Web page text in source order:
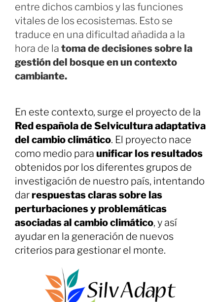
entre dichos cambios y las funciones
vitales de los ecosistemas. Esto se
traduce en una dificultad añadida a la
hora de la toma de decisiones sobre la
gestión del bosque en un contexto
cambiante.
En este contexto, surge el proyecto de la
Red española de Selvicultura adaptativa
del cambio climático. El proyecto nace
como medio para unificar los resultados
obtenidos por los diferentes grupos de
investigación de nuestro país, intentando
dar respuestas claras sobre las
perturbaciones y problemáticas
asociadas al cambio climático, y así
ayudar en la generación de nuevos
criterios para gestionar el monte.